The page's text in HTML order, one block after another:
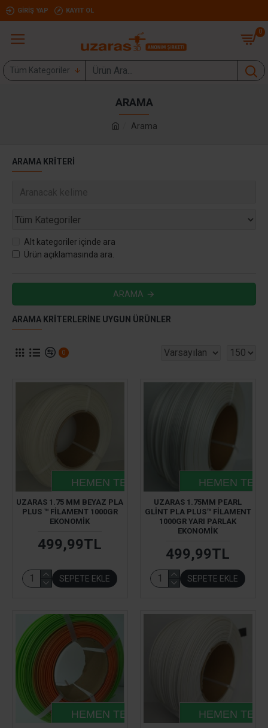
GIRIŞ YAP KAYIT OL
0
Tüm Kategoriler
Arama
ARAMA
ARAMA KRITERI
Alt kategoriler içinde ara
Ürün açıklamasında ara.
ARAMA
ARAMA KRITERLERINE UYGUN ÜRÜNLER
0
HEMEN TESLIM
UZARAS 1.75 MM BEYAZ PLA
PLUS ™ FILAMENT 1000GR
EKONOMIK
499,99TL
SEPETE EKLE
HEMEN
UZARAS 1.75MM PEARL
GLINT PLA PLUS™ FILAMENT
1000GR YARI PARLAK
EKONOMIK
499,99TL
SEPETE EKLE
HEMEN TESLIM HEMEN